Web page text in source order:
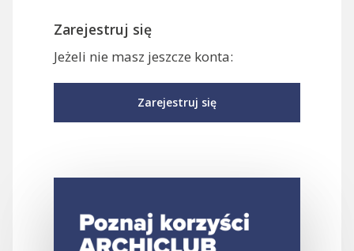
Zarejestruj się
Jeżeli nie masz jeszcze konta:
Zarejestruj się